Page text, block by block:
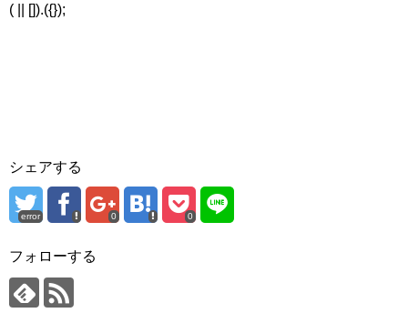
( || []).({});
シェアする
error 0 0
フォローする